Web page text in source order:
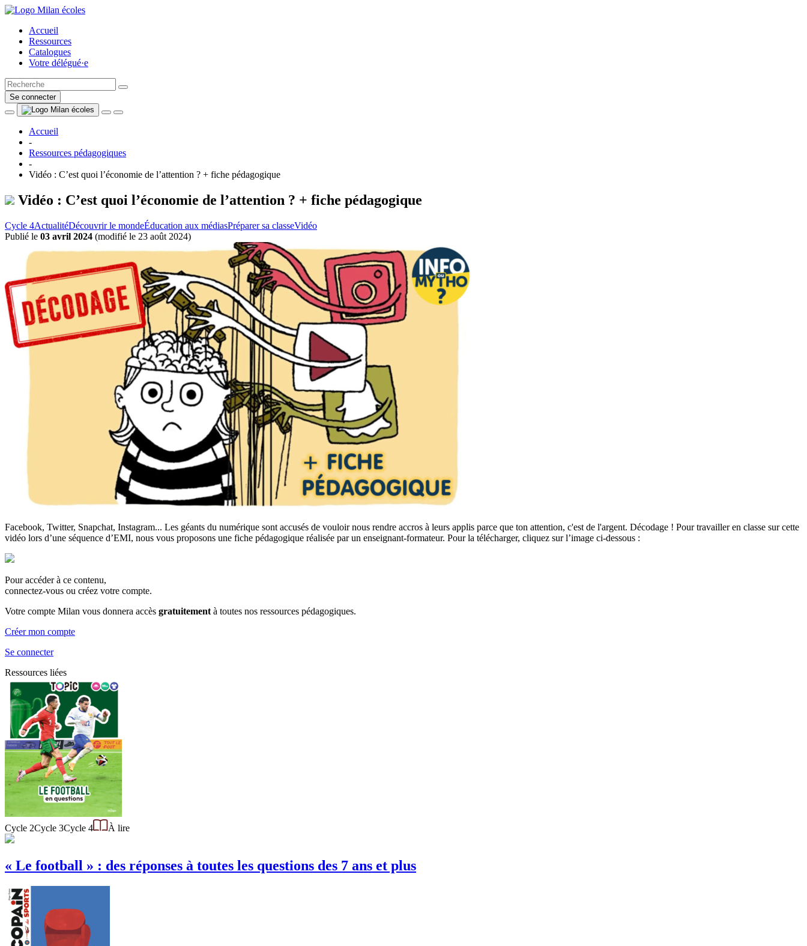
Accueil
Ressources
Catalogues
Votre délégué·e
Se connecter
Accueil
-
Ressources pédagogiques
-
Vidéo : C’est quoi l’économie de l’attention ? + fiche pédagogique
Vidéo : C’est quoi l’économie de l’attention ? + fiche pédagogique
Cycle 4ActualitéDécouvrir le mondeÉducation aux médiasPréparer sa classeVidéo
Publié le 03 avril 2024 (modifié le 23 août 2024)
Facebook, Twitter, Snapchat, Instagram... Les géants du numérique sont accusés de vouloir nous rendre accros à leurs applis parce que ton attention, c'est de l'argent. Décodage ! Pour travailler en classe sur cette
vidéo lors d’une séquence d’EMI, nous vous proposons une fiche pédagogique réalisée par un enseignant-formateur. Pour la télécharger, cliquez sur l’image ci-dessous :
Pour accéder à ce contenu,
connectez-vous ou créez votre compte.
Votre compte Milan vous donnera accès gratuitement à toutes nos ressources pédagogiques.
Créer mon compte
Se connecter
Ressources liées
Cycle 2Cycle 3Cycle 4 À lire
« Le football » : des réponses à toutes les questions des 7 ans et plus